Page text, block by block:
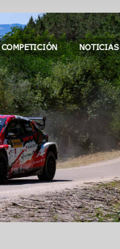
COMPETICIÓN NOTICIAS